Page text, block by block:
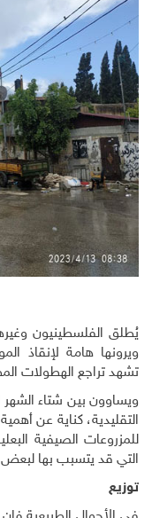
يُطلق الفلسطينيون
ويرونها هامة لإنقاذ
تشهد تراجع الهطولات
ويساوون بين شتاء الشهر
التقليدية، كناية عن
للمزروعات الصيفية
التي قد يتسبب بها لبعض
توزيع